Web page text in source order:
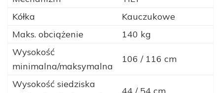
Kółka
Kauczukowe
Maks. obciążenie
140 kg
Wysokość
minimalna/maksymalna
106 / 116 cm
Wysokość siedziska
44 / 54 cm